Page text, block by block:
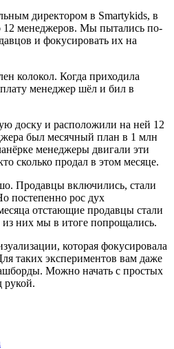
директором в Smartykids, в
менеджеров. Мы пытались по-
и фокусировать их на
колокол. Когда приходила
менеджер шёл и бил в
доску и расположили на ней 12
был месячный план в 1 млн
менеджеры двигали эти
сколько продал в этом месяце.
Продавцы включились, стали
постепенно рос дух
отстающие продавцы стали
них мы в итоге попрощались.
которая фокусировала
таких экспериментов вам даже
Можно начать с простых
рукой.